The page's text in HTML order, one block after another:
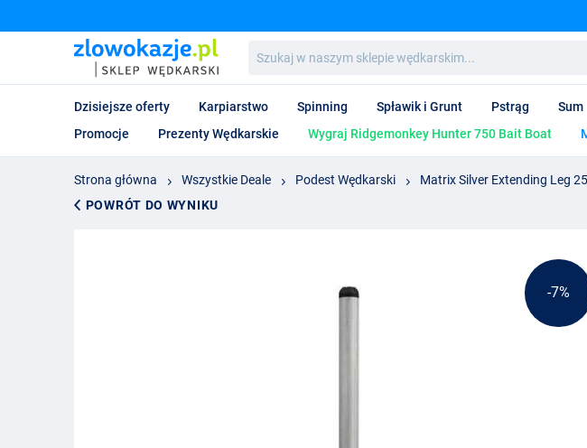
w
naszym
wędkarskim...
Dzisiejsze oferty Karpiarstwo Spinning Spławik i Grunt Pstrąg Sum
Promocje
Prezenty Wędkarskie Wygraj Ridgemonkey Hunter 750 Bait Boat
Strona główna Wszystkie Deale Podest Wędkarski
Matrix Silver Extending Leg
POWRÓT DO WYNIKU
-7%